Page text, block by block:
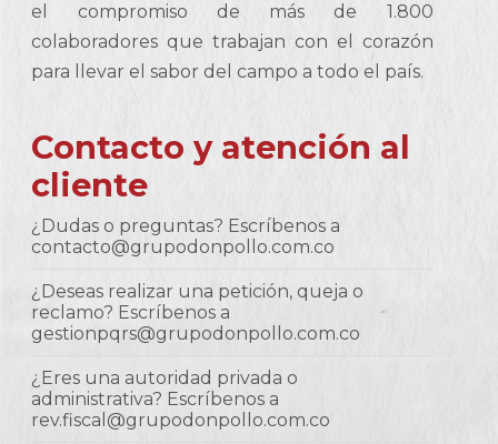
el compromiso de más de 1.800
colaboradores que trabajan con el corazón
para llevar el sabor del campo a todo el país.
Contacto y atención al
cliente
¿Dudas o preguntas? Escríbenos a
contacto@grupodonpollo.com.co
¿Deseas realizar una petición, queja o
reclamo? Escríbenos a
gestionpqrs@grupodonpollo.com.co
¿Eres una autoridad privada o
administrativa? Escríbenos a
rev.fiscal@grupodonpollo.com.co